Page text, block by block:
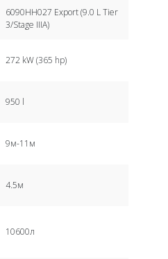
6090HH027 Export (9.0 L Tier
3/Stage IIIA)
272 kW (365 hp)
950 l
9м-11м
4.5м
10600л